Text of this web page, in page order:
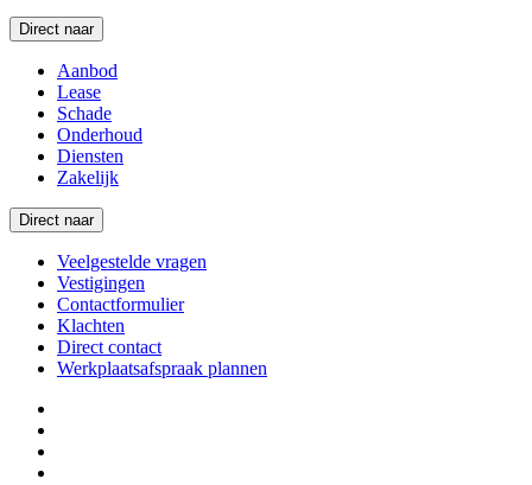
Direct naar
Aanbod
Lease
Schade
Onderhoud
Diensten
Zakelijk
Direct naar
Veelgestelde vragen
Vestigingen
Contactformulier
Klachten
Direct contact
Werkplaatsafspraak plannen